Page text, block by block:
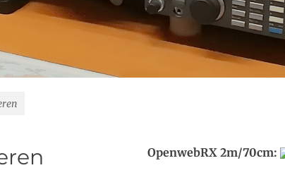
OpenwebRX 2m/70cm: